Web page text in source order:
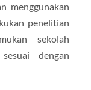
menggunakan
penelitian
sekolah
dengan